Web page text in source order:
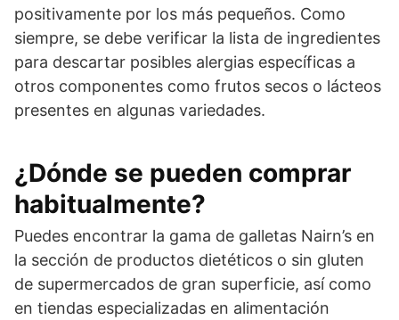
positivamente por los más pequeños. Como
siempre, se debe verificar la lista de ingredientes
para descartar posibles alergias específicas a
otros componentes como frutos secos o lácteos
presentes en algunas variedades.
¿Dónde se pueden comprar
habitualmente?
Puedes encontrar la gama de galletas Nairn’s en
la sección de productos dietéticos o sin gluten
de supermercados de gran superficie, así como
en tiendas especializadas en alimentación